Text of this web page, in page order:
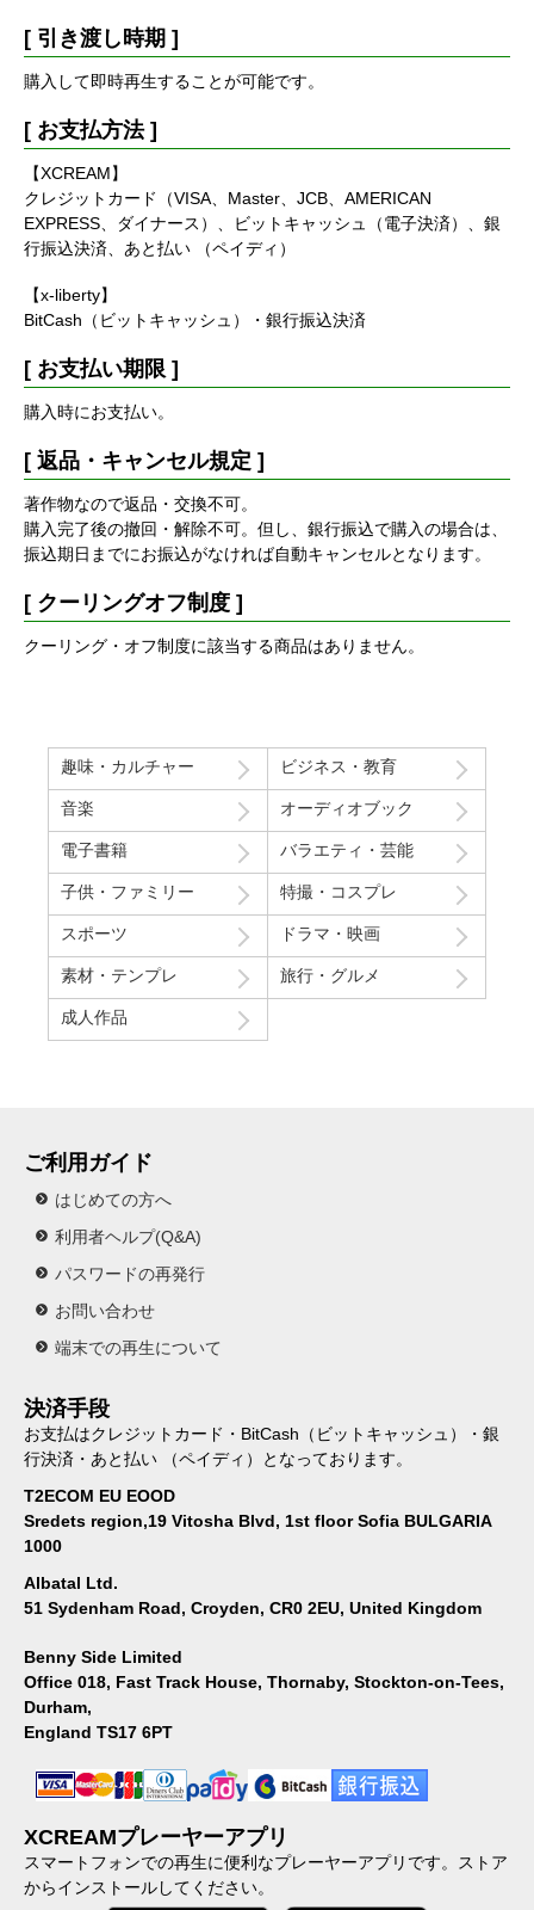
[ 引き渡し時期 ]
購入して即時再生することが可能です。
[ お支払方法 ]
【XCREAM】
クレジットカード（VISA、Master、JCB、AMERICAN
EXPRESS、ダイナース）、ビットキャッシュ（電子決済）、銀
行振込決済、あと払い （ペイディ）
【x-liberty】
BitCash（ビットキャッシュ）・銀行振込決済
[ お支払い期限 ]
購入時にお支払い。
[ 返品・キャンセル規定 ]
著作物なので返品・交換不可。
購入完了後の撤回・解除不可。但し、銀行振込で購入の場合は、
振込期日までにお振込がなければ自動キャンセルとなります。
[ クーリングオフ制度 ]
クーリング・オフ制度に該当する商品はありません。
趣味・カルチャー ビジネス・教育
音楽 オーディオブック
電子書籍 バラエティ・芸能
子供・ファミリー 特撮・コスプレ
スポーツ ドラマ・映画
素材・テンプレ 旅行・グルメ
成人作品
ご利用ガイド
はじめての方へ
利用者ヘルプ(Q&A)
パスワードの再発行
お問い合わせ
端末での再生について
決済手段
お支払はクレジットカード・BitCash（ビットキャッシュ）・銀
行決済・あと払い （ペイディ）となっております。
T2ECOM EU EOOD
Sredets region,19 Vitosha Blvd, 1st floor Sofia BULGARIA
1000
Albatal Ltd.
51 Sydenham Road, Croyden, CR0 2EU, United Kingdom
Benny Side Limited
Office 018, Fast Track House, Thornaby, Stockton-on-Tees,
Durham,
England TS17 6PT
XCREAMプレーヤーアプリ
スマートフォンでの再生に便利なプレーヤーアプリです。ストア
からインストールしてください。